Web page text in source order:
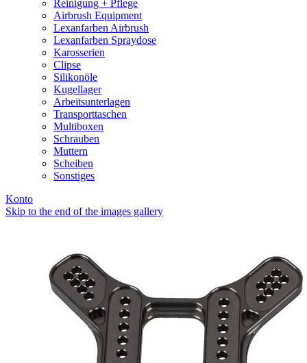
Reinigung + Pflege
Airbrush Equipment
Lexanfarben Airbrush
Lexanfarben Spraydose
Karosserien
Clipse
Silikonöle
Kugellager
Arbeitsunterlagen
Transporttaschen
Multiboxen
Schrauben
Muttern
Scheiben
Sonstiges
Konto
Skip to the end of the images gallery